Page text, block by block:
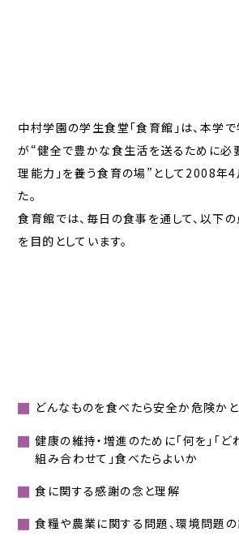
中村学園の学生食堂「食育館」は、本学
が“健全で豊かな食生活を送るために必
理能力」を養う食育の場”として2008年4
た。
食育館では、毎日の食事を通して、以下
を目的としています。
どんなものを食べたら安全か危険かと
健康の維持・増進のために「何を」「ど
組み合わせて」食べたらよいか
食に関する感謝の念と理解
食糧や農業に関する問題、環境問題